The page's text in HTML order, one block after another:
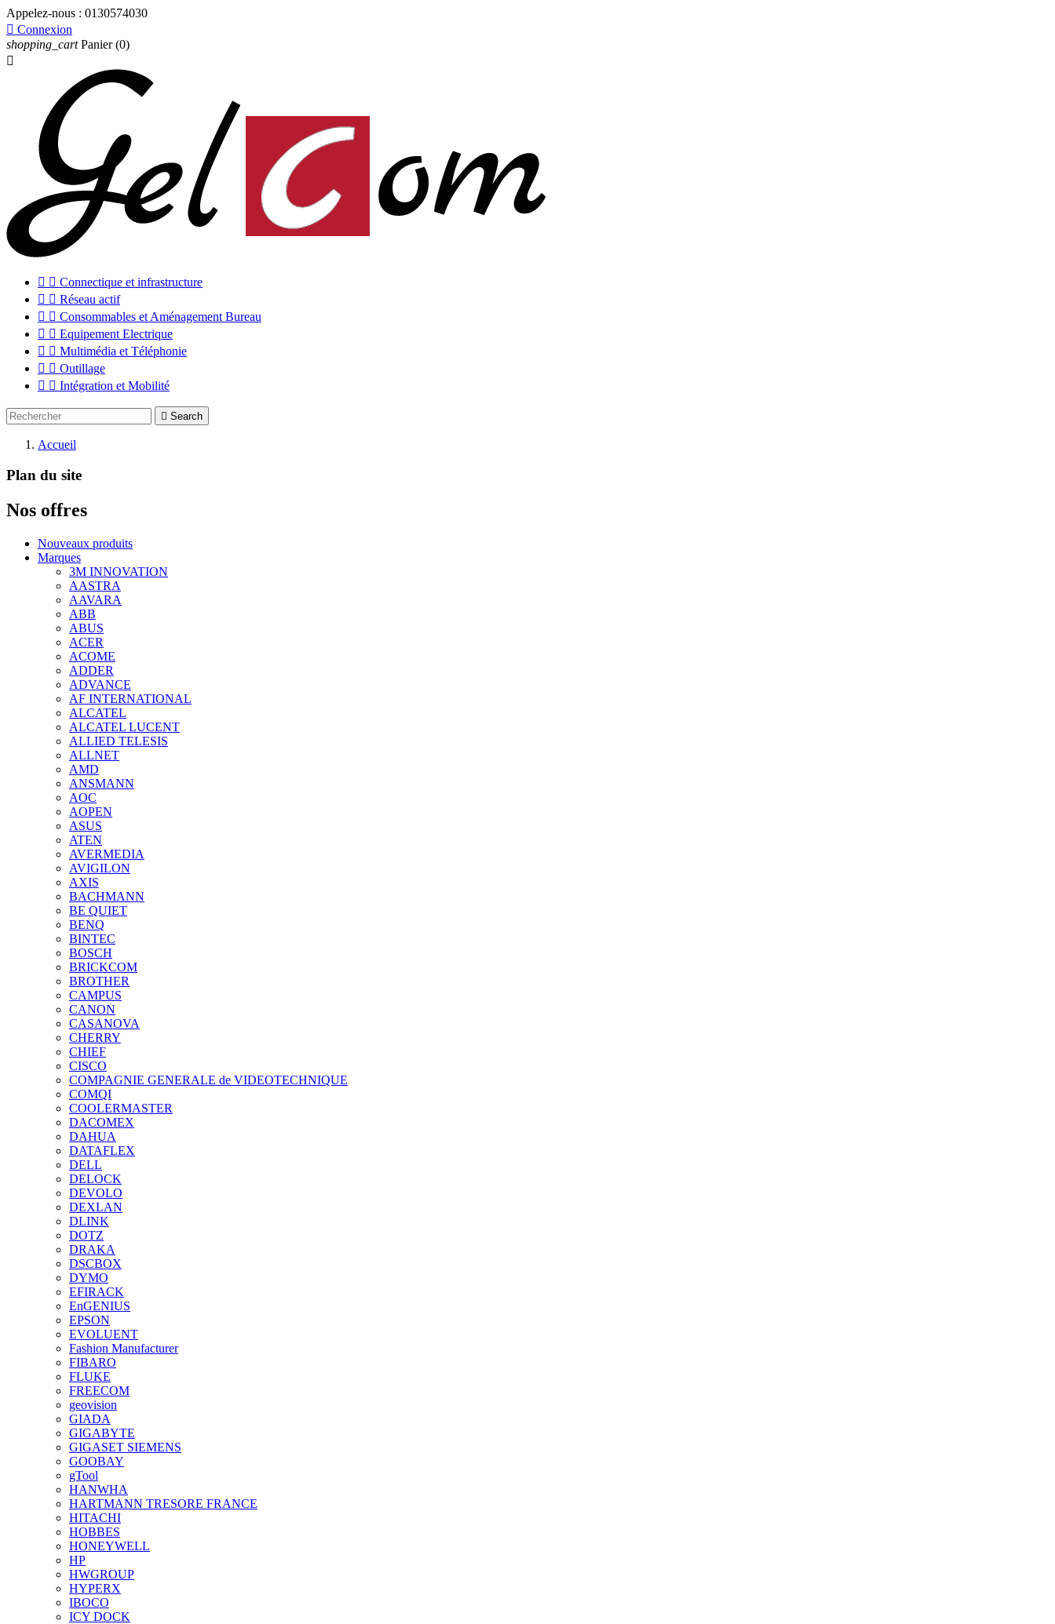
Appelez-nous : 0130574030
 Connexion
shopping_cart Panier (0)

  Connectique et infrastructure
  Réseau actif
  Consommables et Aménagement Bureau
  Equipement Electrique
  Multimédia et Téléphonie
  Outillage
  Intégration et Mobilité
 Search
Accueil
Plan du site
Nos offres
Nouveaux produits
Marques
3M INNOVATION
AASTRA
AAVARA
ABB
ABUS
ACER
ACOME
ADDER
ADVANCE
AF INTERNATIONAL
ALCATEL
ALCATEL LUCENT
ALLIED TELESIS
ALLNET
AMD
ANSMANN
AOC
AOPEN
ASUS
ATEN
AVERMEDIA
AVIGILON
AXIS
BACHMANN
BE QUIET
BENQ
BINTEC
BOSCH
BRICKCOM
BROTHER
CAMPUS
CANON
CASANOVA
CHERRY
CHIEF
CISCO
COMPAGNIE GENERALE de VIDEOTECHNIQUE
COMQI
COOLERMASTER
DACOMEX
DAHUA
DATAFLEX
DELL
DELOCK
DEVOLO
DEXLAN
DLINK
DOTZ
DRAKA
DSCBOX
DYMO
EFIRACK
EnGENIUS
EPSON
EVOLUENT
Fashion Manufacturer
FIBARO
FLUKE
FREECOM
geovision
GIADA
GIGABYTE
GIGASET SIEMENS
GOOBAY
gTool
HANWHA
HARTMANN TRESORE FRANCE
HITACHI
HOBBES
HONEYWELL
HP
HWGROUP
HYPERX
IBOCO
ICY DOCK